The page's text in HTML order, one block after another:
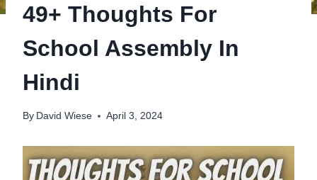
49+ Thoughts For
School Assembly In
Hindi
By David Wiese April 3, 2024